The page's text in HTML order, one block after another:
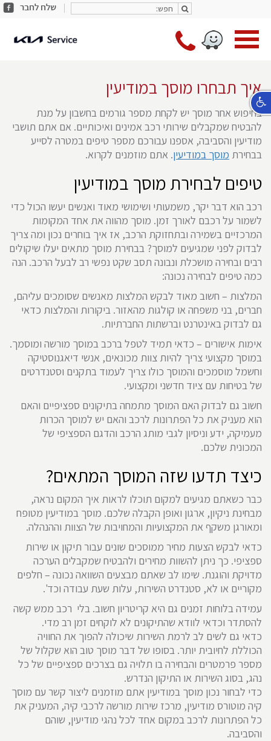
חפש:
חפש:
share
*9787
איך תבחרו מוסך במודיעין
בחיפוש אחר מוסך יש לקחת מספר גורמים בחשבון על מנת
להבטיח שמקבלים שירותי רכב אמינים ואיכותיים. אם אתם תושבי
מודיעין והסביבה, אספנו עבורכם מספר טיפים במטרה לסייע
בבחירת מוסך במודיעין. אתם מוזמנים לקרוא.
טיפים לבחירת מוסך במודיעין
רכב הוא דבר יקר, משמעותי ושימושי מאוד ואנשים יעשו הכול כדי
לשמור על רכבם לאורך זמן. מוסך מהווה את אחד המקומות
המרכזיים בשמירה ובתחזוקת הרכב, אז איך בוחרים נכון ומה צריך
לבדוק לפני שמגיעים למוסך? בבחירת מוסך מתאים יעלו שיקולים
רבים ובחירה מושכלת ונבונה תסב שקט נפשי רב לבעל הרכב. הנה
כמה טיפים לבחירה נכונה:
המלצות – חשוב מאוד לבקש המלצות מאנשים שסומכים עליהם,
חברים, בני משפחה או קולגות מהאזור. ביקורות והמלצות כדאי
גם לבדוק באינטרנט וברשתות החברתיות.
אימות אישורים – כדאי תמיד לטפל ברכב במוסך מורשה ומוסמך.
במוסך מקצועי צריך להיות צוות מכונאים, אנשי דיאגנוסטיקה
וחשמל מוסמכים והמוסך כולו צריך לעמוד בתקנים וסטנדרטים
של בטיחות עם ציוד חדשני ומקצועי.
חשוב גם לבדוק האם המוסך מתמחה בתיקונים ספציפיים והאם
הוא מעניק את כל הפתרונות לרכב והאם יש למוסך הכרות
מעמיקה, ידע וניסיון לגבי מותג הרכב והדגם הספציפי של
המכונית שלכם.
כיצד תדעו שזה המוסך המתאים?
כבר כשאתם מגיעים למקום תוכלו לראות איך המקום נראה,
מבחינת ניקיון, ארגון ואופן הקבלה שלכם. מוסך במודיעין מטופח
ומאורגן משקף את המקצועיות והמחויבות של הצוות וההנהלה.
כדאי לבקש הצעות מחיר ממוסכים שונים עבור תיקון או שירות
ספציפי. כך ניתן להשוות מחירים ולהבטיח שמקבלים הערכה
מדויקת והוגנת. שימו לב שאתם מבצעים השוואה נכונה – חלפים
מקוריים או לא, סטנדרט השירות, עלות שעת עבודה וכד'.
עמידה בלוחות זמנים גם היא קריטריון חשוב. בלי רכב ממש קשה
להסתדר וכדאי לוודא שהתיקונים לא לוקחים זמן רב מדי.
כדאי גם לשים לב לרמת השירות שיכולה להפוך את החוויה
הכוללת לחיובית יותר. בסופו של דבר מוסך טוב הוא שקלול של
מספר פרמטרים והבחירה בו תלויה גם בצרכים ספציפיים של כל
נהג, בסוג השירות או התיקון הנדרש.
כדי לבחור נכון מוסך במודיעין אתם מוזמנים ליצור קשר עם מוסך
קיה מוטורס מודיעין, מרכז שירות מורשה לרכבי קיה, המעניק את
כל הפתרונות לרכב במקום אחד לכל נהגי מודיעין, שוהם
והסביבה.